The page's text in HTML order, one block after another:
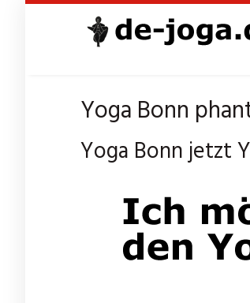
Yoga Bonn
Yoga Bonn jetzt